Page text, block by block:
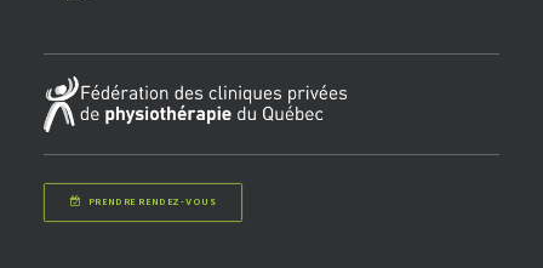
PRENDRE RENDEZ-VOUS